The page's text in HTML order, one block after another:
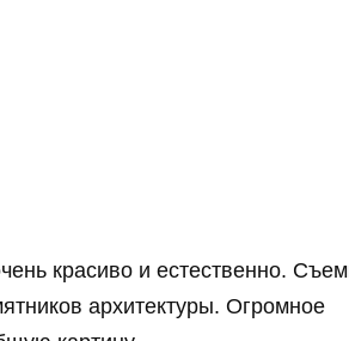
красиво и естественно.
архитектуры. Огромное